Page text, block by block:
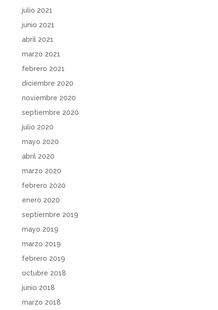
julio 2021
junio 2021
abril 2021
marzo 2021
febrero 2021
diciembre 2020
noviembre 2020
septiembre 2020
julio 2020
mayo 2020
abril 2020
marzo 2020
febrero 2020
enero 2020
septiembre 2019
mayo 2019
marzo 2019
febrero 2019
octubre 2018
junio 2018
marzo 2018